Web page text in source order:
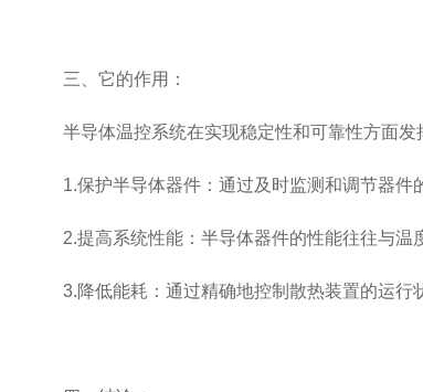
三、它的作用：
半导体温控系统在实现稳定性和可靠性方面发
1.保护半导体器件：通过及时监测和调节器件
2.提高系统性能：半导体器件的性能往往与温度
3.降低能耗：通过精确地控制散热装置的运行状